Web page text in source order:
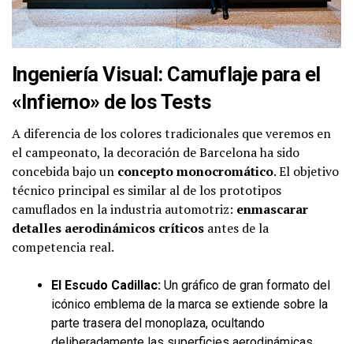
Ingeniería Visual: Camuflaje para el
«Infierno» de los Tests
A diferencia de los colores tradicionales que veremos en
el campeonato, la decoración de Barcelona ha sido
concebida bajo un concepto monocromático. El objetivo
técnico principal es similar al de los prototipos
camuflados en la industria automotriz: enmascarar
detalles aerodinámicos críticos antes de la
competencia real.
El Escudo Cadillac: Un gráfico de gran formato del
icónico emblema de la marca se extiende sobre la
parte trasera del monoplaza, ocultando